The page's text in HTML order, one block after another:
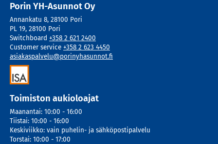
Porin YH-Asunnot Oy
Annankatu 8, 28100 Pori
PL 19, 28100 Pori
Switchboard +358 2 621 2400
Customer service +358 2 623 4450
asiakaspalvelu@porinyhasunnot.fi
Toimiston aukioloajat
Maanantai: 10:00 - 16:00
Tiistai: 10:00 - 16:00
Keskiviikko: vain puhelin- ja sähköpostipalvelu
Torstai: 10:00 - 17:00